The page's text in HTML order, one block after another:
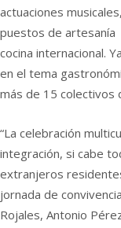
actuaciones
puestos de artesanía
cocina internacional.
en el tema
más de 15 colectivos
“La celebración
integración, si cabe
extranjeros
jornada de
Rojales, Antonio